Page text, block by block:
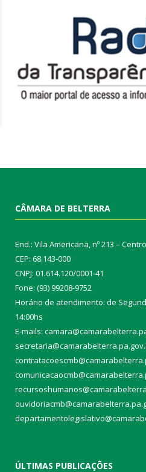
CÂMARA DE BELTERRA
End.: Vila Americana, nº 213 –
CEP: 68.143-000
CNPJ: 01.614.120/0001-41
Fone: (93) 99208-9752
Horário de atendimento: de
14:00hs
E-mails:
ÚLTIMAS PUBLICAÇÕES